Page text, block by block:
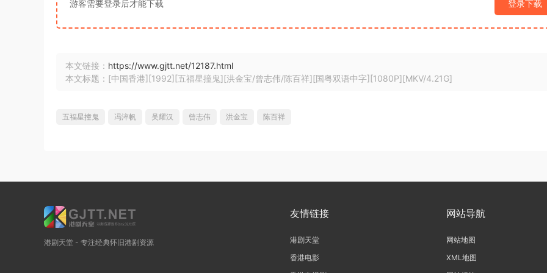
游客需要登录后才能下载 登录下载
本文链接： https://www.gjtt.net/12187.html
本文标题：[中国香港][1992][五福星撞鬼][洪金宝/曾志伟/陈百祥][国粤双语中字][1080P][MKV/4.21G]
五福星撞鬼 冯淬帆 吴耀汉 曾志伟 洪金宝 陈百祥
港剧天堂 - 专注经典怀旧港剧资源
友情链接
港剧天堂
香港电影
网站导航
网站地图
XML地图